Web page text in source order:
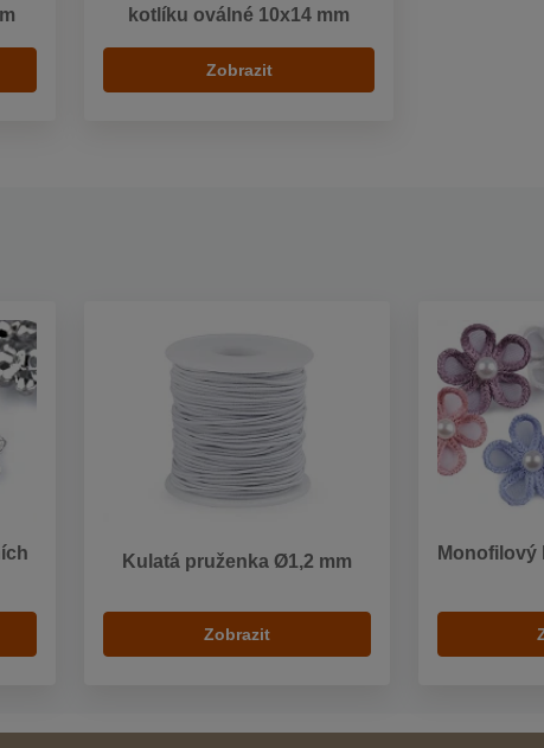
kotlíku oválné 10x14 mm
Zobrazit
Kulatá pruženka Ø1,2 mm
Zobrazit
Monofilový